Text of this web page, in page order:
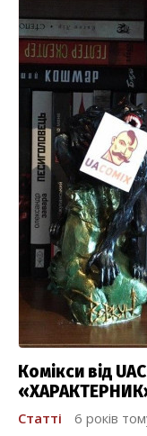
Комікси від
Статті
6 років